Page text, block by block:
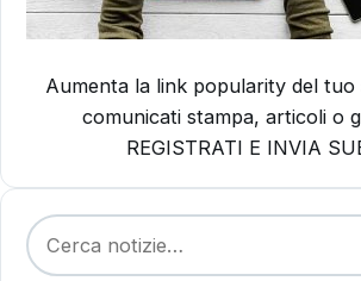
Aumenta la link popularity del tuo
comunicati stampa, articoli o
REGISTRATI E INVIA
Cerca: